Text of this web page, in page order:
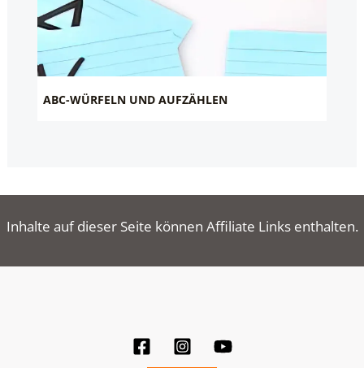
ABC-WÜRFELN UND AUFZÄHLEN
Inhalte auf dieser Seite können Affiliate Links enthalten.